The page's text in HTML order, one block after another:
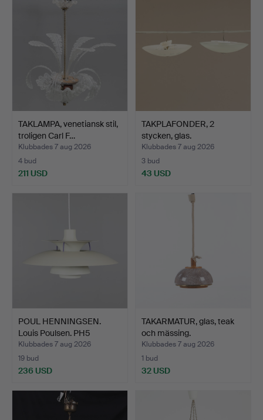
TAKLAMPA, venetiansk stil,
troligen Carl F…
Klubbades 7 aug 2026
4 bud
211 USD
TAKPLAFONDER, 2
stycken, glas.
Klubbades 7 aug 2026
3 bud
43 USD
POUL HENNINGSEN.
Louis Poulsen. PH5
pendel…
Klubbades 7 aug 2026
19 bud
236 USD
TAKARMATUR, glas, teak
och mässing.
Klubbades 7 aug 2026
1 bud
32 USD